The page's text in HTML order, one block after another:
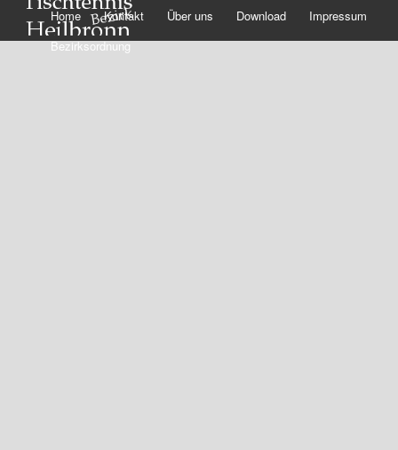
Home Kontakt Über uns Download
Impressum
Bezirksordnung